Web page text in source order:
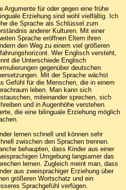
Argumente für oder gegen eine frühe
Erziehung sind wohl vielfältig. Ich
die Sprache als Schlüssel zum
anderer Kulturen. Mit einer
Sprache eröffnen Eltern ihren
den Weg zu einem viel größeren
Wer Englisch versteht,
die Unterschiede Englisch
gegenüber deutschen
Mit der Sprache wächst
Gefühl für die Menschen, die in einem
leben. Man kann sich
miteinander sprechen, sich
und in Augenhöhe verstehen.
die eine bilinguale Erziehung möglich
lernen schnell und können sehr
zwischen den Sprachen trennen.
behaupten, dass Kinder aus einer
Umgebung langsamer das
lernen. Zugleich meint man, dass
aus zweisprachiger Erziehung über
größeren Wortschatz und ein
Sprachgefühl verfügen.